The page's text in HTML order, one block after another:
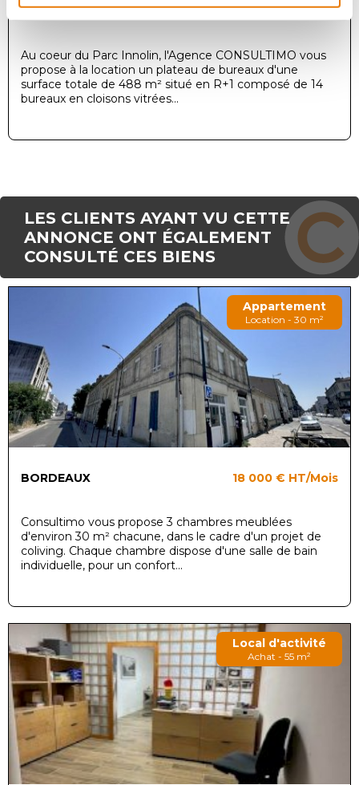
MÉRIGNAC 5 083 €HT/Mois
Au coeur du Parc Innolin, l'Agence CONSULTIMO vous
propose à la location un plateau de bureaux d'une
surface totale de 488 m² situé en R+1 composé de 14
bureaux en cloisons vitrées...
LES CLIENTS AYANT VU CETTE
ANNONCE ONT ÉGALEMENT
CONSULTÉ CES BIENS
Appartement
Location - 30 m²
BORDEAUX 18 000 € HT/Mois
Consultimo vous propose 3 chambres meublées
d'environ 30 m² chacune, dans le cadre d'un projet de
coliving. Chaque chambre dispose d'une salle de bain
individuelle, pour un confort...
Local d'activité
Achat - 55 m²